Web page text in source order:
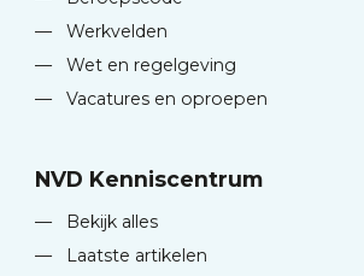
—
Werkvelden
—
Wet en regelgeving
—
Vacatures en oproepen
NVD Kenniscentrum
—
Bekijk alles
—
Laatste artikelen